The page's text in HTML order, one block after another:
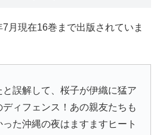
7月現在16巻まで出版されていま
誤解して、桜子が伊織に猛ア
ィフェンス！あの親友たちも
た沖縄の夜はますますヒート